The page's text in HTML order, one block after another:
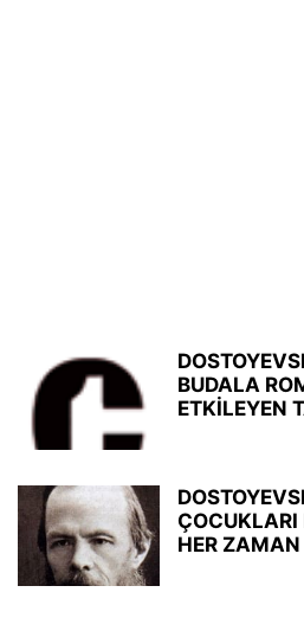
BUDALA
ETKİLEYEN
HER